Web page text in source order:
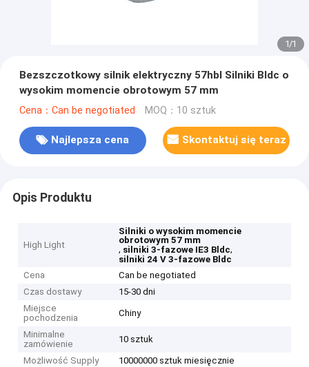
1/1
Bezszczotkowy silnik elektryczny 57hbl Silniki Bldc o
wysokim momencie obrotowym 57 mm
Cena：Can be negotiated MOQ：10 sztuk
Najlepsza cena Skontaktuj się teraz
Opis Produktu
High Light
Silniki o wysokim momencie
obrotowym 57 mm
, silniki 3-fazowe IE3 Bldc,
silniki 24 V 3-fazowe Bldc
Cena
Can be negotiated
Czas dostawy
15-30 dni
Miejsce
pochodzenia
Chiny
Minimalne
zamówienie
10 sztuk
Możliwość Supply 10000000 sztuk miesięcznie